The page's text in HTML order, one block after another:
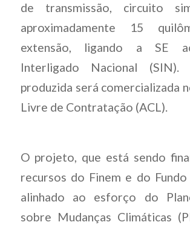
de transmissão, circuito
aproximadamente 15
extensão, ligando a SE
Interligado Nacional (SIN).
produzida será comercializada
Livre de Contratação (ACL).
O projeto, que está sendo
recursos do Finem e do Fundo
alinhado ao esforço do
sobre Mudanças Climáticas